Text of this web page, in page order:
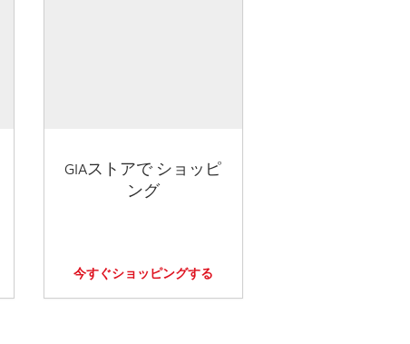
GIAストアで ショッピ
ング
今すぐショッピングする